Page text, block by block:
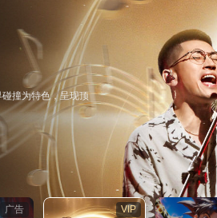
撞为特色，呈现顶
广告 VIP